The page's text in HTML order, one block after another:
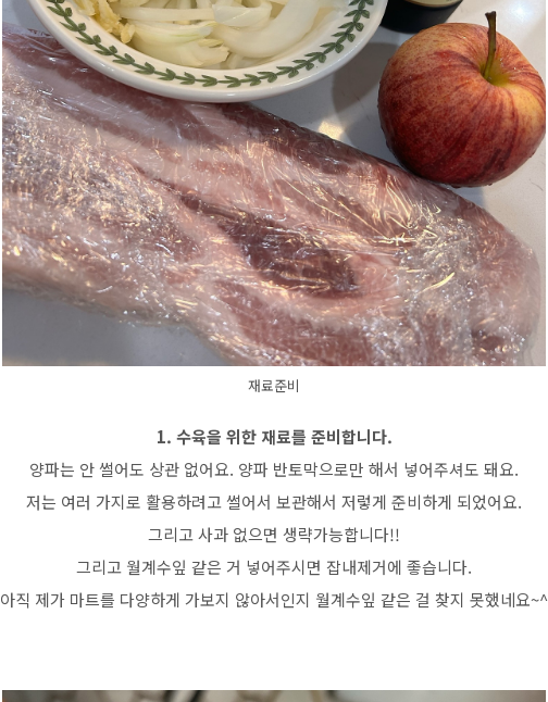
재료준비
1. 수육을 위한 재료를 준비합니다.
양파는 안 썰어도 상관 없어요. 양파 반토막으로만 해서 넣어주셔도 돼요.
저는 여러 가지로 활용하려고 썰어서 보관해서 저렇게 준비하게 되었어요.
그리고 사과 없으면 생략가능합니다!!
그리고 월계수잎 같은 거 넣어주시면 잡내제거에 좋습니다.
아직 제가 마트를 다양하게 가보지 않아서인지 월계수잎 같은 걸 찾지 못했네요~^